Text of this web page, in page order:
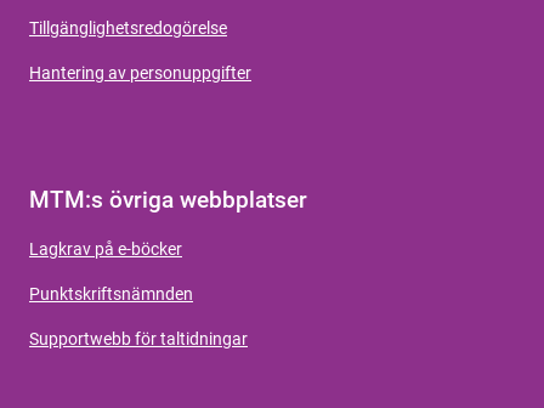
Tillgänglighetsredogörelse
Hantering av personuppgifter
MTM:s övriga webbplatser
Lagkrav på e-böcker
Punktskriftsnämnden
Supportwebb för taltidningar